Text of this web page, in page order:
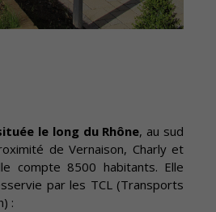
le long du Rhône, au sud
de Vernaison, Charly et
compte 8500 habitants. Elle
par les TCL (Transports
: